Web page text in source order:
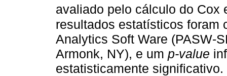
avaliado pelo cálculo do Cox
resultados estatísticos foram
Analytics Soft Ware (PASW-
Armonk, NY), e um p-value
estatisticamente significativo.